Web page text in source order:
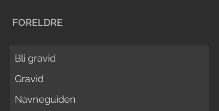
FORELDRE
Bli gravid
Gravid
Navneguiden